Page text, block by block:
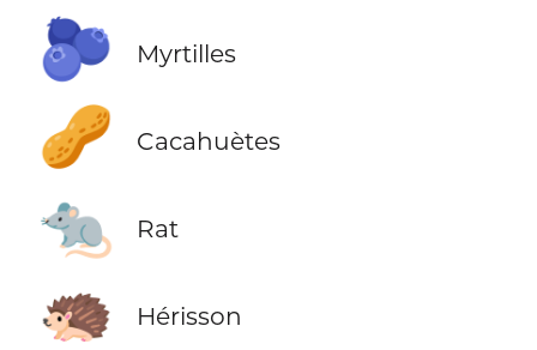
🫐 Myrtilles
🥜 Cacahuètes
🐀 Rat
🦔 Hérisson